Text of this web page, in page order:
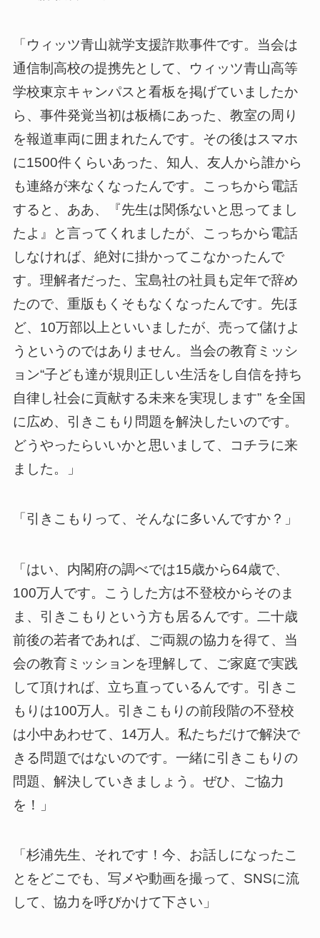
「ウィッツ青山就学支援詐欺事件です。当会は
通信制高校の提携先として、ウィッツ青山高等
学校東京キャンパスと看板を掲げていましたか
ら、事件発覚当初は板橋にあった、教室の周り
を報道車両に囲まれたんです。その後はスマホ
に1500件くらいあった、知人、友人から誰から
も連絡が来なくなったんです。こっちから電話
すると、ああ、『先生は関係ないと思ってまし
たよ』と言ってくれましたが、こっちから電話
しなければ、絶対に掛かってこなかったんで
す。理解者だった、宝島社の社員も定年で辞め
たので、重版もくそもなくなったんです。先ほ
ど、10万部以上といいましたが、売って儲けよ
うというのではありません。当会の教育ミッシ
ョン“子ども達が規則正しい生活をし自信を持ち
自律し社会に貢献する未来を実現します” を全国
に広め、引きこもり問題を解決したいのです。
どうやったらいいかと思いまして、コチラに来
ました。」
「引きこもりって、そんなに多いんですか？」
「はい、内閣府の調べでは15歳から64歳で、
100万人です。こうした方は不登校からそのま
ま、引きこもりという方も居るんです。二十歳
前後の若者であれば、ご両親の協力を得て、当
会の教育ミッションを理解して、ご家庭で実践
して頂ければ、立ち直っているんです。引きこ
もりは100万人。引きこもりの前段階の不登校
は小中あわせて、14万人。私たちだけで解決で
きる問題ではないのです。一緒に引きこもりの
問題、解決していきましょう。ぜひ、ご協力
を！」
「杉浦先生、それです！今、お話しになったこ
とをどこでも、写メや動画を撮って、SNSに流
して、協力を呼びかけて下さい」